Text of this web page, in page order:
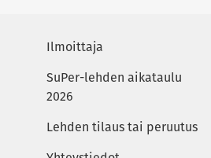
Ilmoittaja
SuPer-lehden aikataulu
2026
Lehden tilaus tai peruutus